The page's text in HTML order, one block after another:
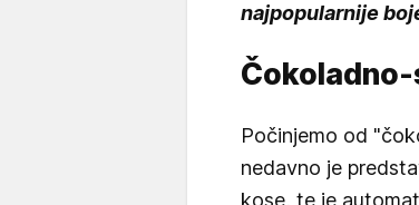
najpopularnije
Počinjemo od
nedavno je
kose, te je